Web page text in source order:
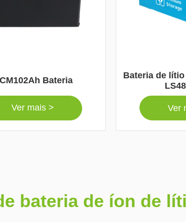
Bateria
Ver mais >
Bateria de
Ver
bateria de íon de